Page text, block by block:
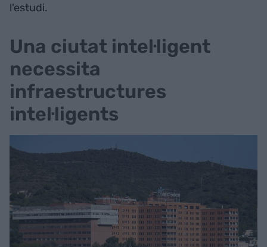
l'estudi.
Una ciutat intel·ligent
necessita
infraestructures
intel·ligents